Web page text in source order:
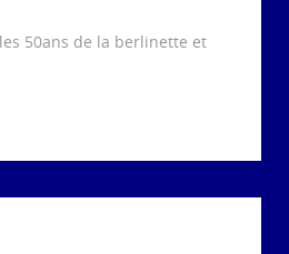
50ans de la berlinette et